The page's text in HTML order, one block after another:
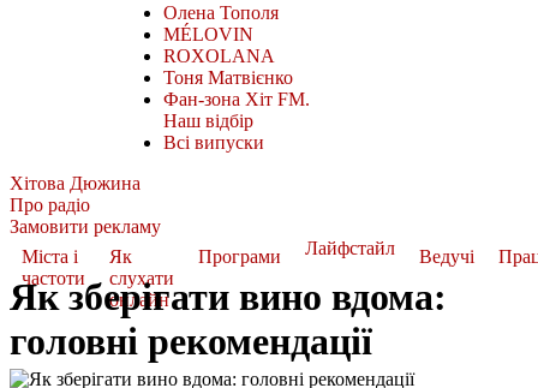
Олена Тополя
MÉLOVIN
ROXOLANA
Тоня Матвієнко
Фан-зона Хіт FM.
Наш відбір
Всі випуски
Хітова Дюжина
Про радіо
Замовити рекламу
Міста і
частоти
Як
слухати
онлайн
Програми Лайфстайл Ведучі
Як зберігати вино вдома:
головні рекомендації